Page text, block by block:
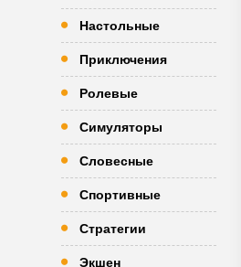
Настольные
Приключения
Ролевые
Симуляторы
Словесные
Спортивные
Стратегии
Экшен